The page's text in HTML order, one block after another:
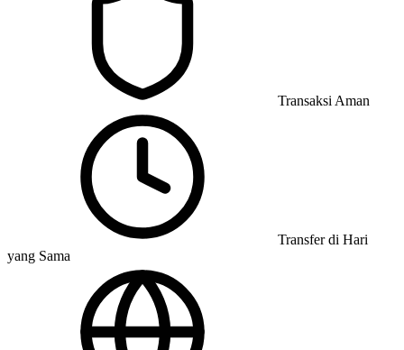
Transaksi Aman
Transfer di Hari
yang Sama